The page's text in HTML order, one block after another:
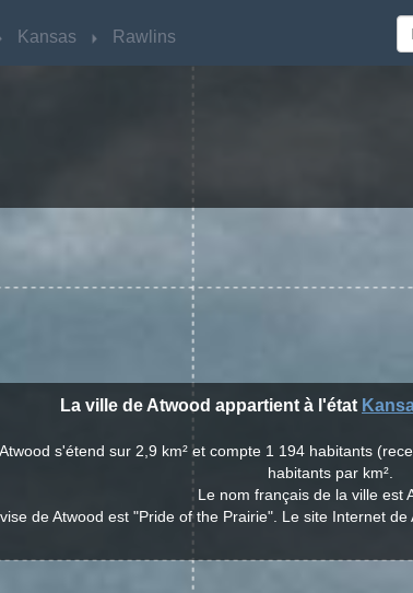
Kansas Rawlins
La ville de Atwood appartient à l'état
s'étend sur 2,9 km² et compte 1 194 habitants
habitants par km².
Le nom français de la ville est
de Atwood est "Pride of the Prairie". Le site Internet de
Kansas Rawlins